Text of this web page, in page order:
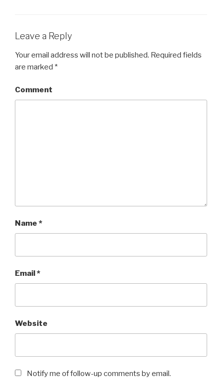
Leave a Reply
Your email address will not be published. Required fields
are marked *
Comment
Name *
Email*
Website
Notify me of follow-up comments by email.